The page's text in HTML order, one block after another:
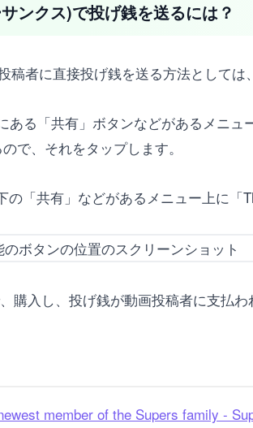
ンクス)で投げ銭を送るには？
者に直接投げ銭を送る方法としては、
ある「共有」ボタンなどがあるメニ
で、それをタップします。
「共有」などがあるメニュー上に「
入し、投げ銭が動画投稿者に支払わ
member of the Supers family -